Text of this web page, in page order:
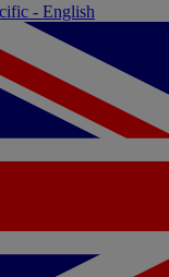
- English